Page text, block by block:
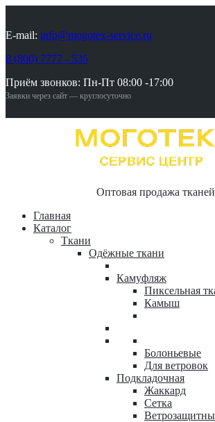
E-mail: info@mogotex-service.ru
8 (800) 7777 - 535
Приём звонков: Пн-Пт 08:00 -17:00
Заявки через сайт — круглосуточно
Оптовая продажа тканей
Главная
Каталог
Ткани
Одёжные ткани
Камуфляж
Пиксельная
Камыш
Болоньевые
Для ветровок
Подкладочная
Жаккард
Сетка